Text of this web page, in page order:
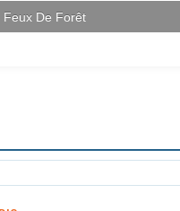
Feux De Forêt